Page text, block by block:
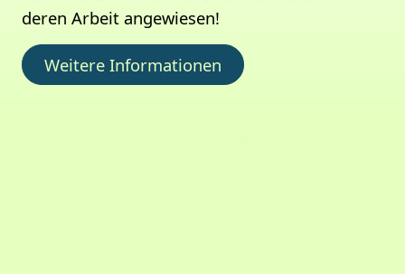
deren Arbeit angewiesen!
Weitere Informationen